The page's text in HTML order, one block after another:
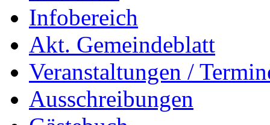
Infobereich
Akt. Gemeindeblatt
Veranstaltungen /
Ausschreibungen